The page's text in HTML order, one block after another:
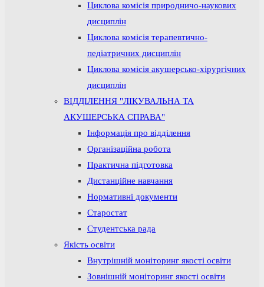
Циклова комісія природничо-наукових
дисциплін
Циклова комісія терапевтично-
педіатричних дисциплін
Циклова комісія акушерсько-хірургічних
дисциплін
ВІДДІЛЕННЯ "ЛІКУВАЛЬНА ТА
АКУШЕРСЬКА СПРАВА"
Інформація про відділення
Організаційна робота
Практична підготовка
Дистанційне навчання
Нормативні документи
Старостат
Студентська рада
Якість освіти
Внутрішній моніторинг якості освіти
Зовнішній моніторинг якості освіти